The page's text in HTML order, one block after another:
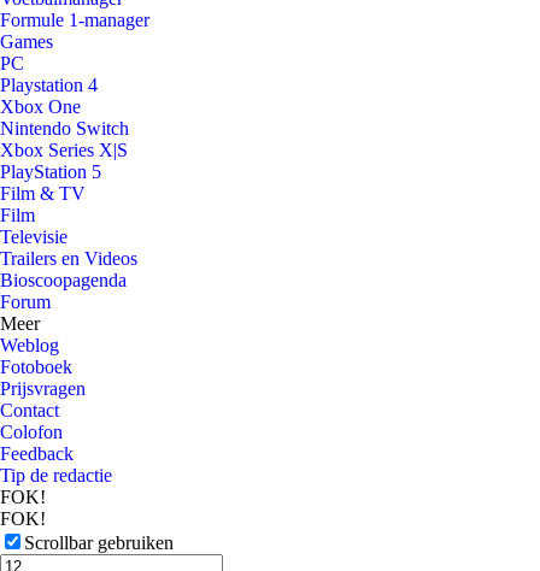
Formule 1-manager
Games
PC
Playstation 4
Xbox One
Nintendo Switch
Xbox Series X|S
PlayStation 5
Film & TV
Film
Televisie
Trailers en Videos
Bioscoopagenda
Forum
Meer
Weblog
Fotoboek
Prijsvragen
Contact
Colofon
Feedback
Tip de redactie
FOK!
FOK!
Scrollbar gebruiken